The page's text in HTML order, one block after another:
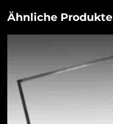
Ähnliche Produkte